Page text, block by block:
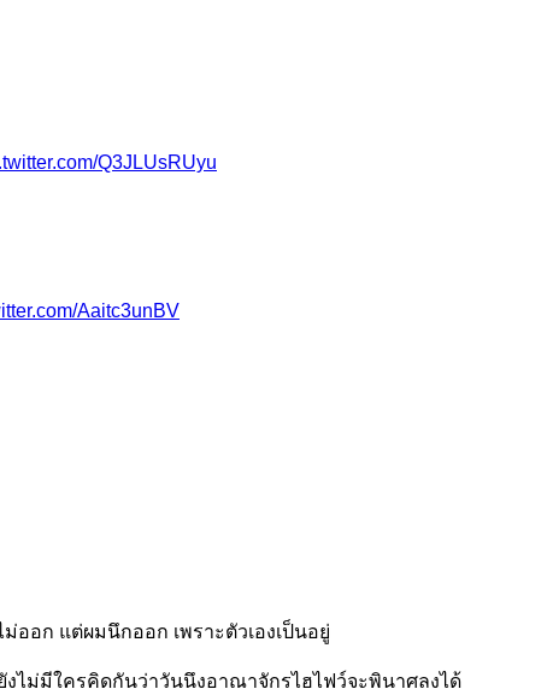
Q3JLUsRUyu
Aaitc3unBV
ออก แต่ผมนึกออก เพราะตัวเองเป็นอยู่
งไม่มีใครคิดกันว่าวันนึงอาณาจักรไฮไฟว์จะพินาศลงได้